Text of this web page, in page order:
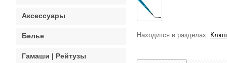
Находится в разделах:
Аксессуары
Белье
Гамаши | Рейтузы